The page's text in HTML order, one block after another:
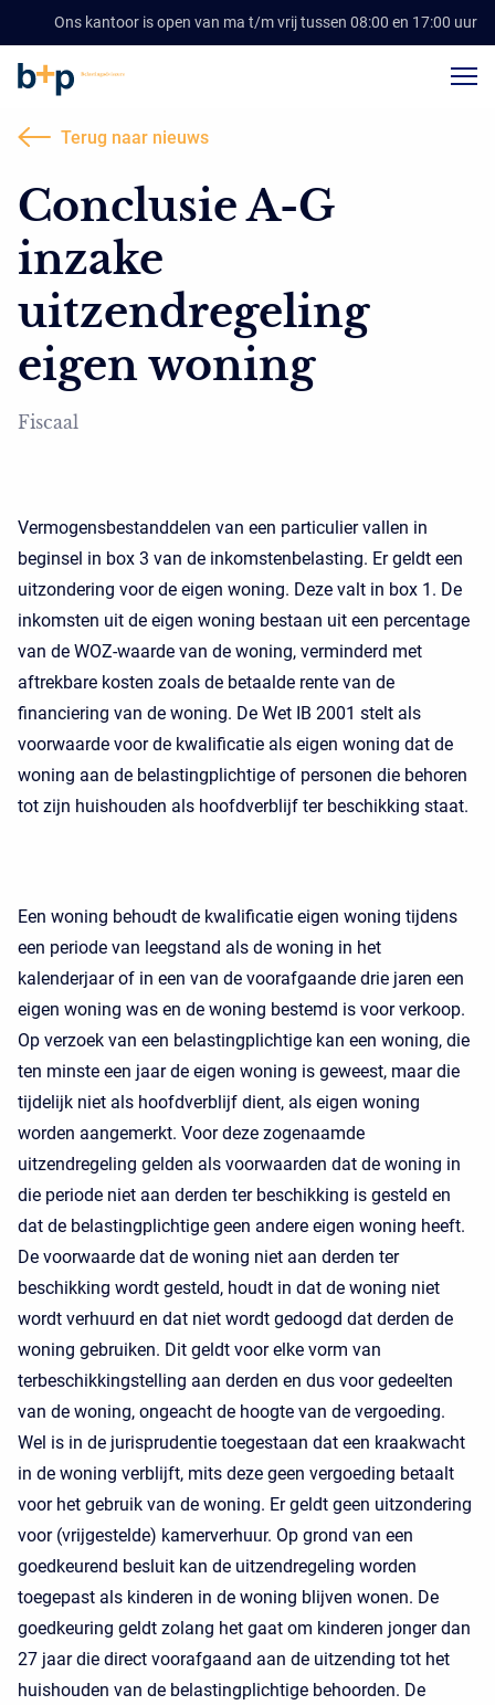
Ons kantoor is open van ma t/m vrij tussen 08:00 en 17:00 uur
Terug naar nieuws
Conclusie A-G
inzake
uitzendregeling
eigen woning
Fiscaal
Vermogensbestanddelen van een particulier vallen in
beginsel in box 3 van de inkomstenbelasting. Er geldt een
uitzondering voor de eigen woning. Deze valt in box 1. De
inkomsten uit de eigen woning bestaan uit een percentage
van de WOZ-waarde van de woning, verminderd met
aftrekbare kosten zoals de betaalde rente van de
financiering van de woning. De Wet IB 2001 stelt als
voorwaarde voor de kwalificatie als eigen woning dat de
woning aan de belastingplichtige of personen die behoren
tot zijn huishouden als hoofdverblijf ter beschikking staat.
Een woning behoudt de kwalificatie eigen woning tijdens
een periode van leegstand als de woning in het
kalenderjaar of in een van de voorafgaande drie jaren een
eigen woning was en de woning bestemd is voor verkoop.
Op verzoek van een belastingplichtige kan een woning, die
ten minste een jaar de eigen woning is geweest, maar die
tijdelijk niet als hoofdverblijf dient, als eigen woning
worden aangemerkt. Voor deze zogenaamde
uitzendregeling gelden als voorwaarden dat de woning in
die periode niet aan derden ter beschikking is gesteld en
dat de belastingplichtige geen andere eigen woning heeft.
De voorwaarde dat de woning niet aan derden ter
beschikking wordt gesteld, houdt in dat de woning niet
wordt verhuurd en dat niet wordt gedoogd dat derden de
woning gebruiken. Dit geldt voor elke vorm van
terbeschikkingstelling aan derden en dus voor gedeelten
van de woning, ongeacht de hoogte van de vergoeding.
Wel is in de jurisprudentie toegestaan dat een kraakwacht
in de woning verblijft, mits deze geen vergoeding betaalt
voor het gebruik van de woning. Er geldt geen uitzondering
voor (vrijgestelde) kamerverhuur. Op grond van een
goedkeurend besluit kan de uitzendregeling worden
toegepast als kinderen in de woning blijven wonen. De
goedkeuring geldt zolang het gaat om kinderen jonger dan
27 jaar die direct voorafgaand aan de uitzending tot het
huishouden van de belastingplichtige behoorden. De